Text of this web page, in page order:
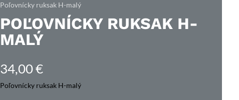
Poľovnícky ruksak H-malý
POĽOVNÍCKY RUKSAK H-
MALÝ
34,00€
Poľovnícky ruksak H-malý